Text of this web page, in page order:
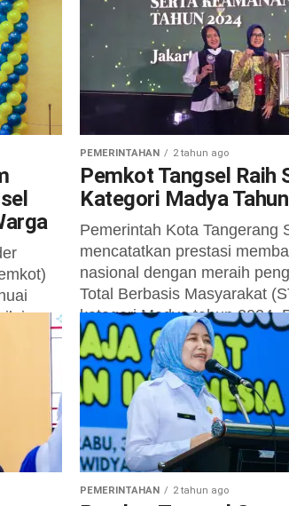
PEMERINTAHAN 2 tahun ago
Pemkot Tangsel Raih
Kategori Madya
Pemerintah Kota Tangerang
mencatatkan prestasi
nasional dengan meraih
Total Berbasis Masyarakat
kategori Madya tahun 2024.
PEMERINTAHAN 2 tahun ago